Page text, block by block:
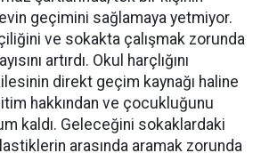
geçimini sağlamaya yetmiyor.
ve sokakta çalışmak zorunda
artırdı. Okul harçlığını
direkt geçim kaynağı haline
hakkından ve çocukluğunu
kaldı. Geleceğini sokaklardaki
arasında aramak zorunda